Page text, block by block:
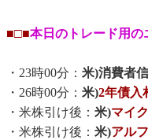
■□■本日のトレード用の
・23時00分： 米)消費者
・26時00分： 米)2年債入
・米株引け後： 米)マイ
・米株引け後： 米)アル